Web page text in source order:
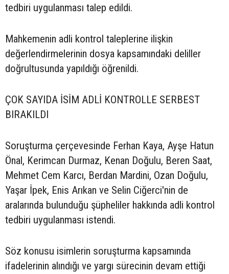
tedbiri uygulanması talep edildi.
Mahkemenin adli kontrol taleplerine ilişkin
değerlendirmelerinin dosya kapsamındaki deliller
doğrultusunda yapıldığı öğrenildi.
ÇOK SAYIDA İSİM ADLİ KONTROLLE SERBEST
BIRAKILDI
Soruşturma çerçevesinde Ferhan Kaya, Ayşe Hatun
Önal, Kerimcan Durmaz, Kenan Doğulu, Beren Saat,
Mehmet Cem Karcı, Berdan Mardini, Ozan Doğulu,
Yaşar İpek, Enis Arıkan ve Selin Ciğerci'nin de
aralarında bulunduğu şüpheliler hakkında adli kontrol
tedbiri uygulanması istendi.
Söz konusu isimlerin soruşturma kapsamında
ifadelerinin alındığı ve yargı sürecinin devam ettiği